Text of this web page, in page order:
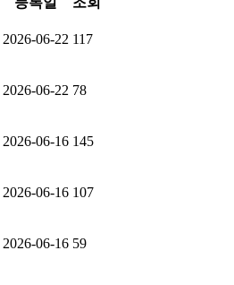
2026-06-22 117
2026-06-22 78
2026-06-16 145
2026-06-16 107
2026-06-16 59